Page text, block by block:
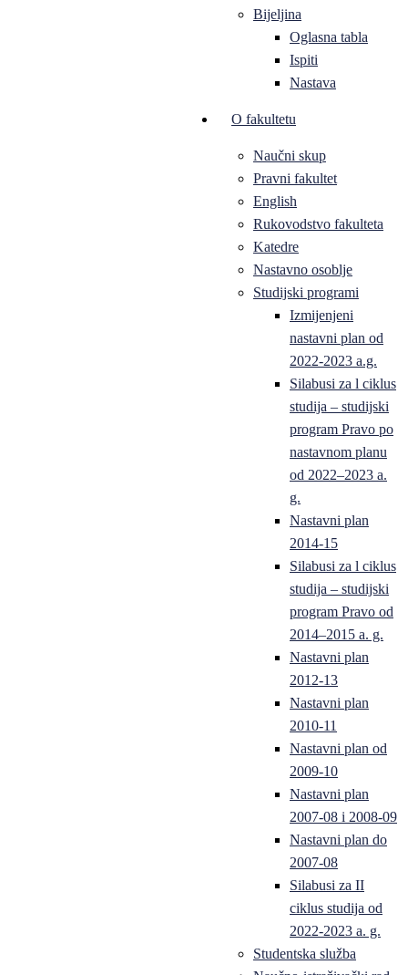
Bijeljina
Oglasna tabla
Ispiti
Nastava
O fakultetu
Naučni skup
Pravni fakultet
English
Rukovodstvo fakulteta
Katedre
Nastavno osoblje
Studijski programi
Izmijenjeni
nastavni plan od
2022-2023 a.g.
Silabusi za l ciklus
studija – studijski
program Pravo po
nastavnom planu
od 2022–2023 a.
g.
Nastavni plan
2014-15
Silabusi za l ciklus
studija – studijski
program Pravo od
2014–2015 a. g.
Nastavni plan
2012-13
Nastavni plan
2010-11
Nastavni plan od
2009-10
Nastavni plan
2007-08 i 2008-09
Nastavni plan do
2007-08
Silabusi za II
ciklus studija od
2022-2023 a. g.
Studentska služba